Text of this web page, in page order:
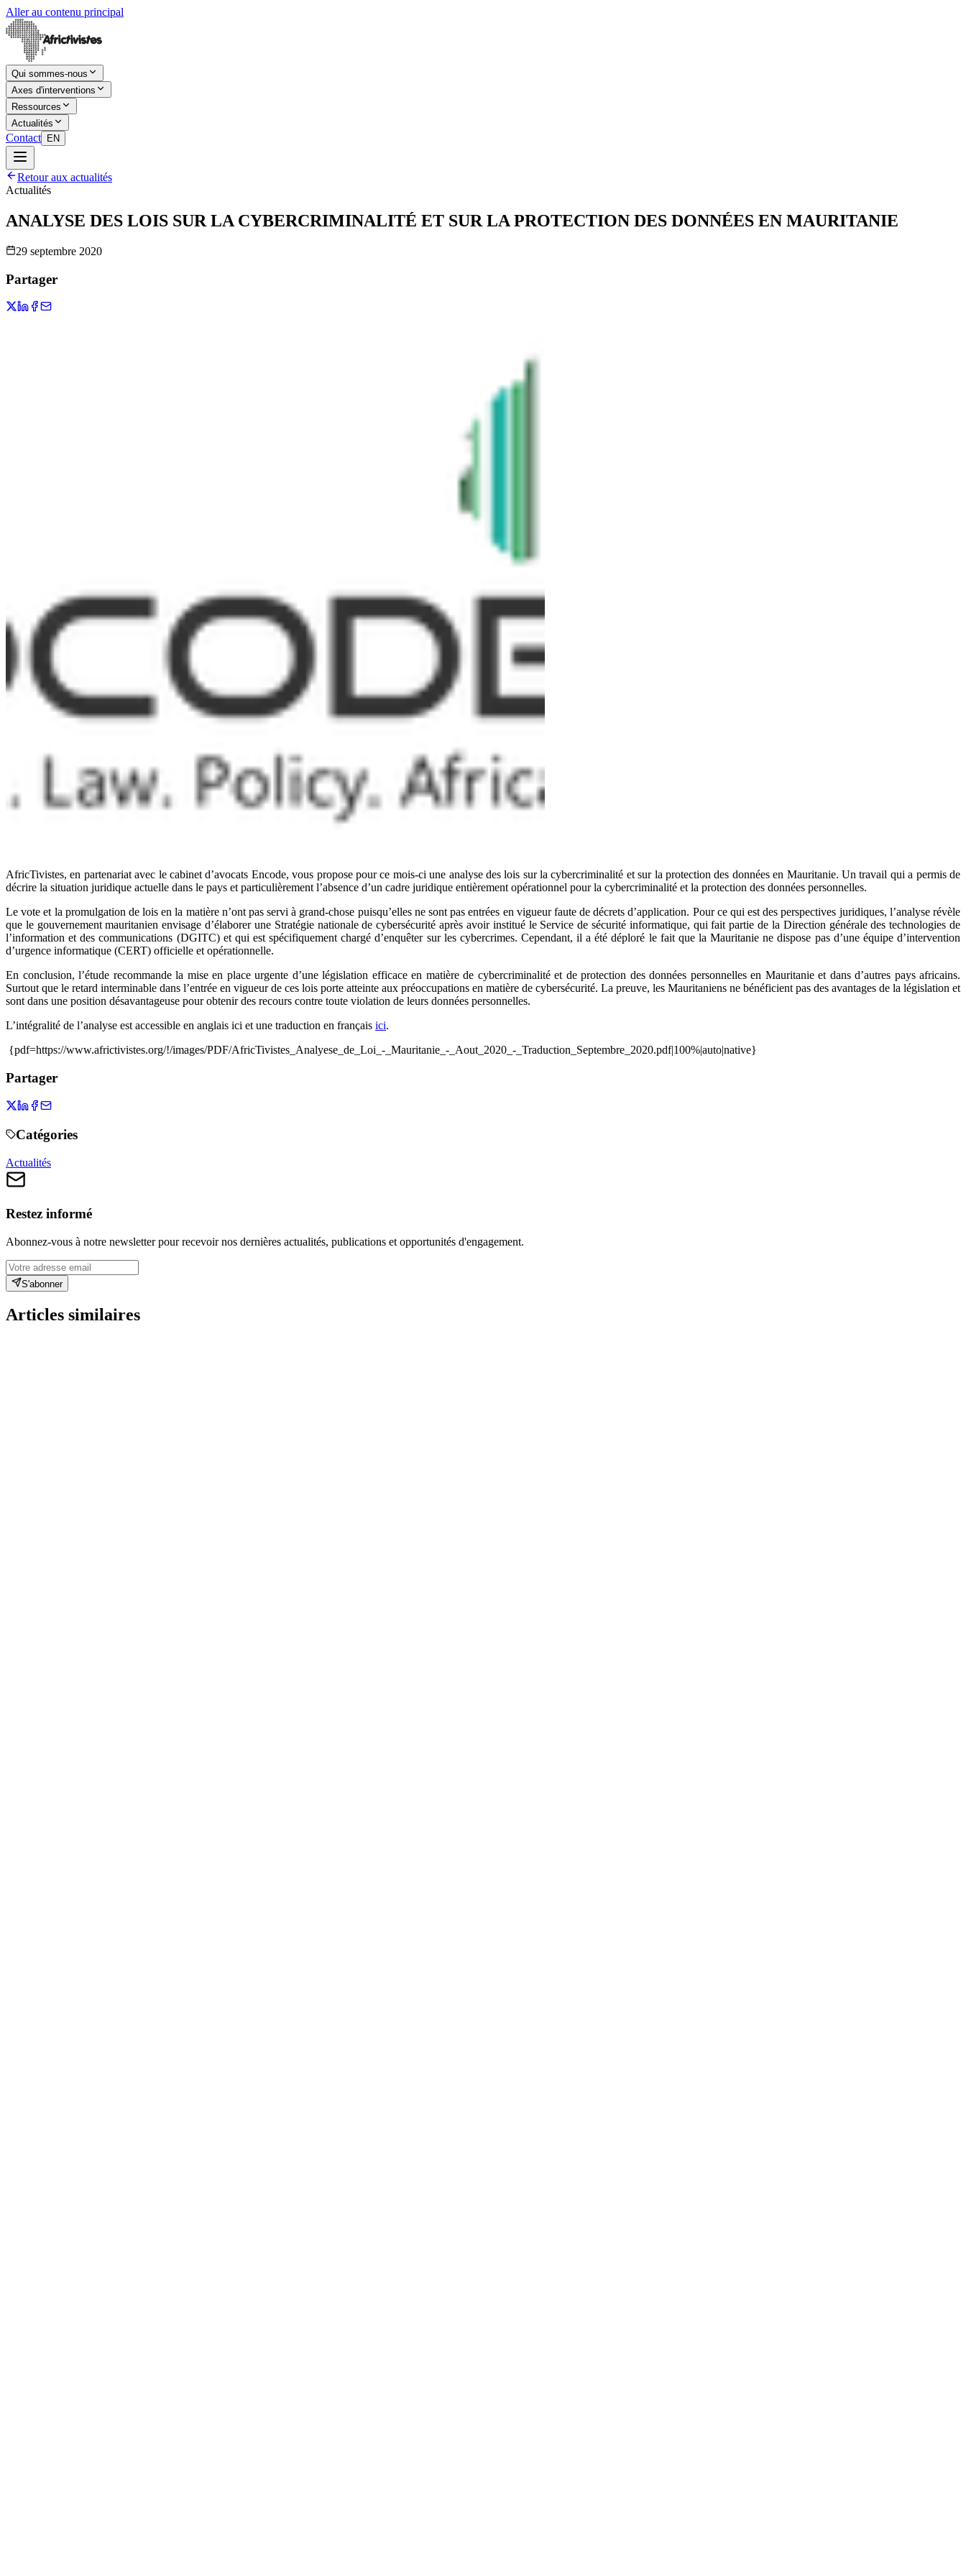
Aller au contenu principal
Qui sommes-nous
Axes d'interventions
Ressources
Actualités
Contact EN
Retour aux actualités
Actualités
ANALYSE DES LOIS SUR LA CYBERCRIMINALITÉ ET SUR LA PROTECTION DES DONNÉES EN MAURITANIE
29 septembre 2020
Partager
AfricTivistes, en partenariat avec le cabinet d’avocats Encode, vous propose pour ce mois-ci une analyse des lois sur la cybercriminalité et sur la protection des données en Mauritanie. Un travail qui a permis de
décrire la situation juridique actuelle dans le pays et particulièrement l’absence d’un cadre juridique entièrement opérationnel pour la cybercriminalité et la protection des données personnelles.
Le vote et la promulgation de lois en la matière n’ont pas servi à grand-chose puisqu’elles ne sont pas entrées en vigueur faute de décrets d’application. Pour ce qui est des perspectives juridiques, l’analyse révèle
que le gouvernement mauritanien envisage d’élaborer une Stratégie nationale de cybersécurité après avoir institué le Service de sécurité informatique, qui fait partie de la Direction générale des technologies de
l’information et des communications (DGITC) et qui est spécifiquement chargé d’enquêter sur les cybercrimes. Cependant, il a été déploré le fait que la Mauritanie ne dispose pas d’une équipe d’intervention
d’urgence informatique (CERT) officielle et opérationnelle.
En conclusion, l’étude recommande la mise en place urgente d’une législation efficace en matière de cybercriminalité et de protection des données personnelles en Mauritanie et dans d’autres pays africains.
Surtout que le retard interminable dans l’entrée en vigueur de ces lois porte atteinte aux préoccupations en matière de cybersécurité. La preuve, les Mauritaniens ne bénéficient pas des avantages de la législation et
sont dans une position désavantageuse pour obtenir des recours contre toute violation de leurs données personnelles.
L’intégralité de l’analyse est accessible en anglais ici et une traduction en français ici.
{pdf=https://www.africtivistes.org/!/images/PDF/AfricTivistes_Analyese_de_Loi_-_Mauritanie_-_Aout_2020_-_Traduction_Septembre_2020.pdf|100%|auto|native}
Partager
Catégories
Actualités
Restez informé
Abonnez-vous à notre newsletter pour recevoir nos dernières actualités, publications et opportunités d'engagement.
S'abonner
Articles similaires